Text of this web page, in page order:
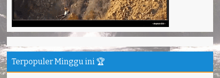
Ridwan - Bekasi
Pokonya seru, Amazing gmana?!
Susi - Cimahi
Thanks Gn.Ciremai mantap
Thanks!Green canyon Amazing
Terpopuler Minggu ini 🏆